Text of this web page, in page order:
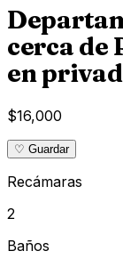
cerca de
en
$16,000
♡ Guardar
Recámaras
2
Baños